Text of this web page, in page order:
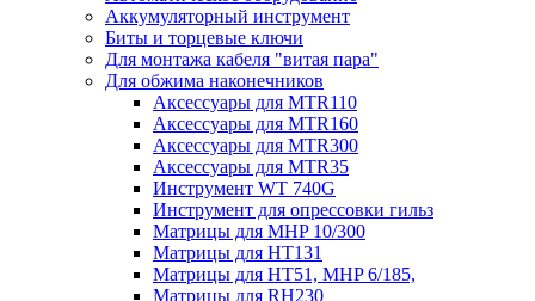
Аккумуляторный инструмент
Биты и торцевые ключи
Для монтажа кабеля "витая пара"
Для обжима наконечников
Аксессуары для MTR110
Аксессуары для MTR160
Аксессуары для MTR300
Аксессуары для MTR35
Инструмент WT 740G
Инструмент для опрессовки гильз
Матрицы для MHP 10/300
Матрицы для НТ131
Матрицы для НТ51, MHP 6/185,
Матрицы для RH230